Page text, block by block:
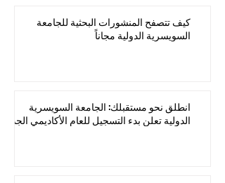
كيف تتصفح المنشورات البحثية للجامعة
السويسرية الدولية مجاناً
انطلق نحو مستقبلك: الجامعة السويسرية
الدولية تعلن بدء التسجيل للعام الأكاديمي الجديد